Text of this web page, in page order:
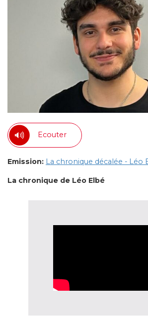
Ecouter
Emission: La chronique décalée - Léo
La chronique de Léo Elbé